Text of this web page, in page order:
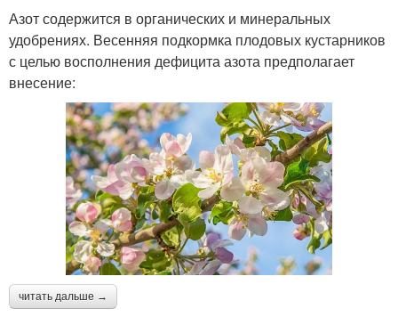
Азот содержится в органических и минеральных
удобрениях. Весенняя подкормка плодовых кустарников
с целью восполнения дефицита азота предполагает
внесение:
читать дальше →